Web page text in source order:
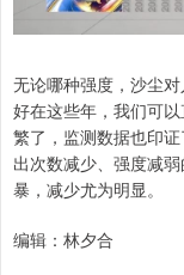
无论哪种强度，沙尘
好在这些年，我们可
繁了，监测数据也印
出次数减少、强度减
暴，减少尤为明显。
编辑：林夕合